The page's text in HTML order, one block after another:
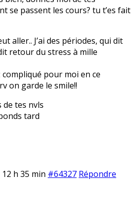
se passent les cours? tu t’es fait
aller.. J’ai des périodes, qui dit
retour du stress à mille
pour moi en ce
on garde le smile!!
tes nvls
tard
h 35 min #64327 Répondre